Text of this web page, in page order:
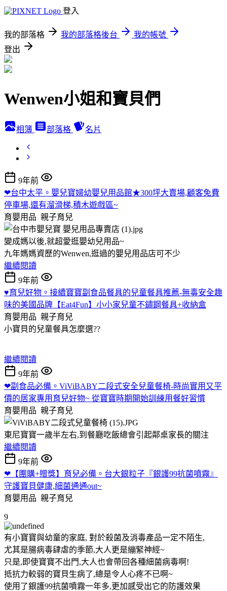
登入
我的部落格 我的部落格後台
我的帳號
登出
Wenwen小姐和寶貝們
相簿 部落格 名片
9年前
❤台中太平。嬰兒寶婦幼嬰兒用品館★300坪大賣場,顧客免費
停車場,還有溜滑梯,積木遊戲區~
育嬰用品 親子育兒
變成媽以後,就超愛逛嬰幼兒用品~
九年媽媽資歷的Wenwen,逛過的嬰兒用品店可不少
繼續閱讀
9年前
♥育兒好物。接續寶寶副食品餐具的兒童餐具推薦-無毒安全趣
味的美國品牌【Eat4Fun】小小家兒童不鏽鋼餐具+收納盒
育嬰用品 親子育兒
小寶貝的兒童餐具怎麼選??
繼續閱讀
9年前
❤副食品必備。ViViBABY二段式安全兒童餐椅-時尚實用又平
價的居家專用育兒好物~ 從寶寶時期開始訓練用餐好習慣
育嬰用品 親子育兒
東尼寶寶一歲半左右,到餐廳吃飯總會引起鄰桌家長的關注
繼續閱讀
9年前
❤【團購+贈獎】育兒必備。台大銀粒子『銀護99抗菌噴霧』
守護寶貝健康,細菌通通out~
育嬰用品 親子育兒
9
有小寶寶與幼童的家庭, 對於殺菌及消毒產品一定不陌生,
尤其是腸病毒肆虐的季節,大人更是繃緊神經~
只是,即使寶寶不出門,大人也會帶回各種細菌病毒啊!
抵抗力較弱的寶貝生病了,總是令人心疼不已啊~
使用了銀護99抗菌噴霧一年多,更加感受出它的防護效果